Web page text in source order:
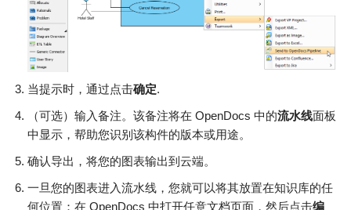
当提示时，通过点击确定.
（可选）输入备注。该备注将在 OpenDocs 中的流水线面板
中显示，帮助您识别该构件的版本或用途。
确认导出，将您的图表输出到云端。
一旦您的图表进入流水线，您就可以将其放置在知识库的任
何位置：在 OpenDocs 中打开任意文档页面，然后点击编